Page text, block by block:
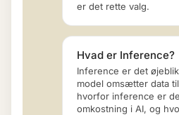
er det rette valg.
Hvad er Inference?
Inference er det
model omsætter data
hvorfor inference er
omkostning i AI, og